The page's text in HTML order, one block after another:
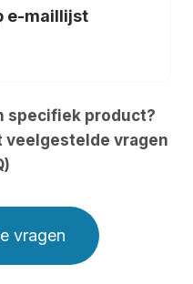
e-maillijst
specifiek product?
veelgestelde vragen
vragen